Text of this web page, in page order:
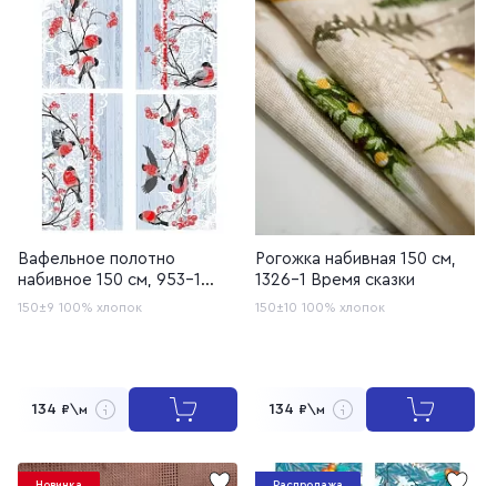
Вафельное полотно
набивное 150 см, 953-1
Снегири
150±9 100% хлопок
134 ₽\м
Рогожка набивная 150 см,
1326-1 Время сказки
150±10 100% хлопок
134 ₽\м